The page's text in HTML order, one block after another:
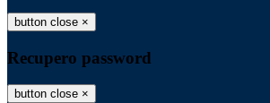
button close ×
Recupero password
button close ×